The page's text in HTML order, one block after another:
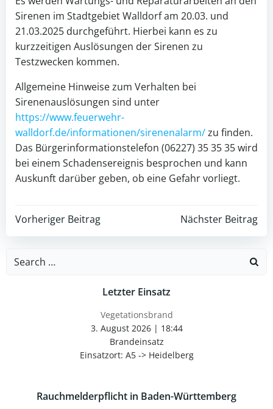
Sirenen im Stadtgebiet Walldorf am 20.03. und
21.03.2025 durchgeführt. Hierbei kann es zu
kurzzeitigen Auslösungen der Sirenen zu
Testzwecken kommen.
Allgemeine Hinweise zum Verhalten bei
Sirenenauslösungen sind unter
https://www.feuerwehr-
walldorf.de/informationen/sirenenalarm/zu finden.
Das Bürgerinformationstelefon (06227) 35 35 35 wird
bei einem Schadensereignis besprochen und kann
Auskunft darüber geben, ob eine Gefahr vorliegt.
Post
navigation
Vorheriger Beitrag
Post
navigation
Nächster Beitrag
Search
Letzter Einsatz
Vegetationsbrand
3. August 2026| 18:44
Brandeinsatz
Einsatzort: A5 -> Heidelberg
Rauchmelderpflicht in Baden-Württemberg